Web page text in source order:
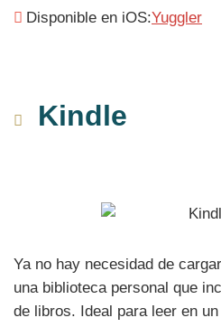
Disponible en iOS:Yuggler
Kindle
Ya no hay necesidad de
una biblioteca personal que
de libros. Ideal para leer en